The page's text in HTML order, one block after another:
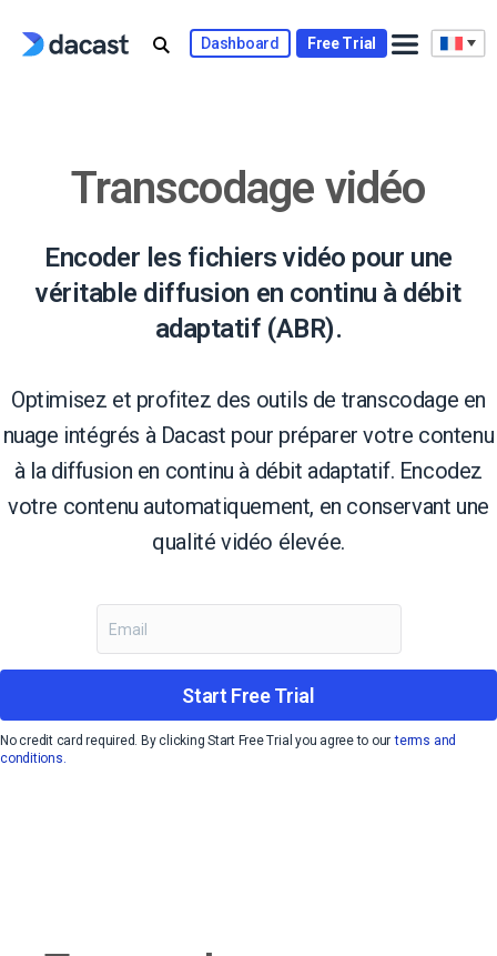
Dashboard Free Trial
Transcodage vidéo
Encoder les fichiers vidéo pour une
véritable diffusion en continu à débit
adaptatif (ABR).
Optimisez et profitez des outils de transcodage en
nuage intégrés à Dacast pour préparer votre contenu
à la diffusion en continu à débit adaptatif. Encodez
votre contenu automatiquement, en conservant une
qualité vidéo élevée.
Start Free Trial
No credit card required. By clicking Start Free Trial you agree to our terms and
conditions.